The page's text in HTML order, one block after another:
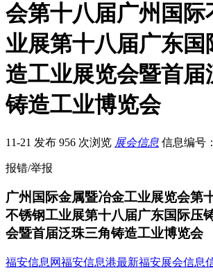
会第十八届广州国际
业展第十八届广东国
造工业展览会暨首届
铸造工业博览会
11-21 发布 956 次浏览 展会信息 信息编号
报错/举报
广州国际金属暨冶金工业展览会第
不锈钢工业展第十八届广东国际压
会暨首届泛珠三角铸造工业博览会
福安信息网福安信息港最新福安展会信息